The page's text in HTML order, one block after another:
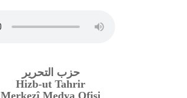
حزب التحرير
Hizb-ut Tahrir
Merkezî Medya Ofisi